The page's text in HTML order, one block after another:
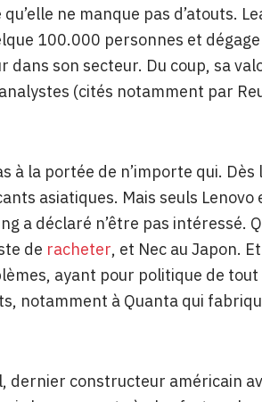
ne manque pas d’atouts.
100.000 personnes et
dans son secteur. Du coup, sa
(cités notamment par
à la portée de n’importe qui.
asiatiques. Mais seuls Lenovo
a déclaré n’être pas intéressé.
de racheter, et Nec au Japon.
ayant pour politique de
notamment à Quanta qui
constructeur américain